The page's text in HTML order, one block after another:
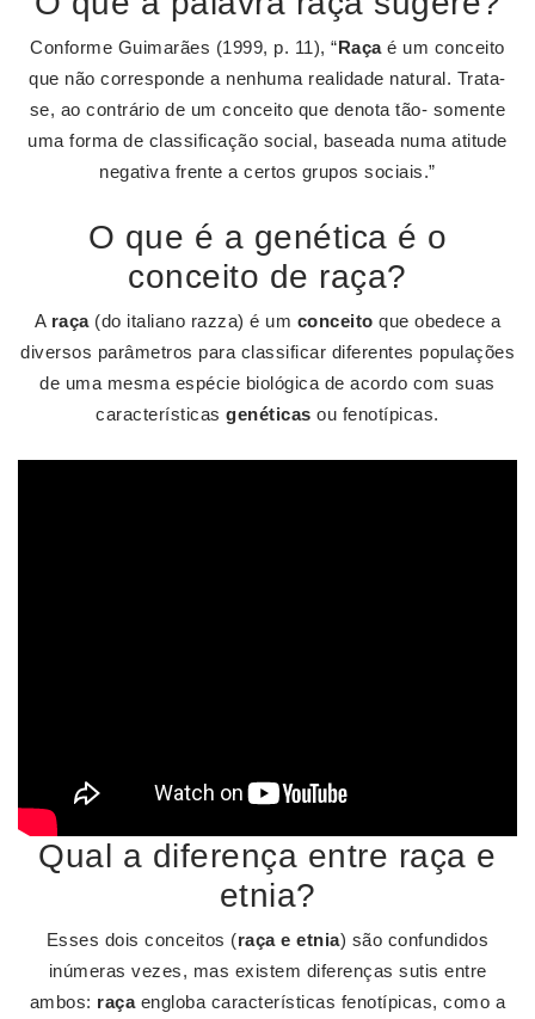
Conforme Guimarães (1999, p. 11), “Raçaé um conceito
que não corresponde a nenhuma realidade natural. Trata-
se, ao contrário de um conceito que denota tão- somente
uma forma de classificação social, baseada numa atitude
negativa frente a certos grupos sociais.”
O que é a genética é o
conceito de raça?
A raça(do italiano razza) é um conceito que obedece a
diversos parâmetros para classificar diferentes populações
de uma mesma espécie biológica de acordo com suas
característicasgenéticas ou fenotípicas.
Qual a diferença entre raça e
etnia?
Esses dois conceitos (raça e etnia) são confundidos
inúmeras vezes, mas existem diferenças sutis entre
ambos: raçaengloba características fenotípicas, como a